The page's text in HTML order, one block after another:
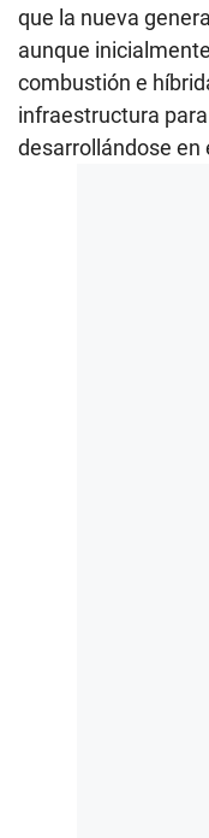
que la nueva
aunque
combustión e
infraestructura
desarrollándose en